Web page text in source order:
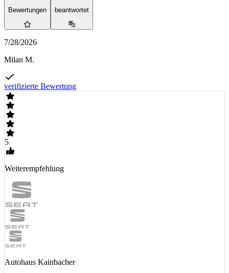
Bewertungen
beantwortet
7/28/2026
Milan M.
verifizierte Bewertung
5
Weiterempfehlung
Autohaus Kainbacher